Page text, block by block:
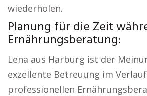
wiederholen.
Planung für die Zeit
Ernährungsberatung:
Lena aus Harburg ist der
exzellente Betreuung im
professionellen